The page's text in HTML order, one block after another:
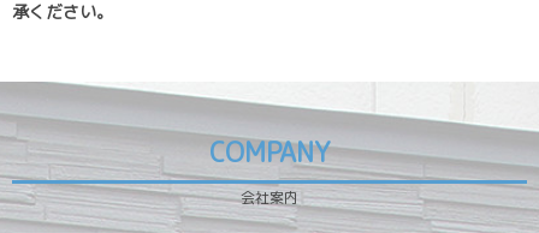
承ください。
COMPANY
会社案内